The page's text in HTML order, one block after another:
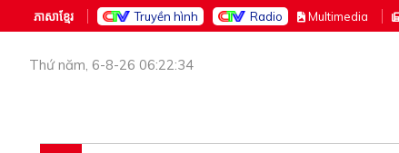
ភាសាខ្មែរ Truyền hình Radio Multimedia
Thứ năm, 6-8-26 06:22:34